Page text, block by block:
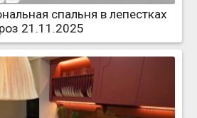
спальня в лепестках
роз 21.11.2025